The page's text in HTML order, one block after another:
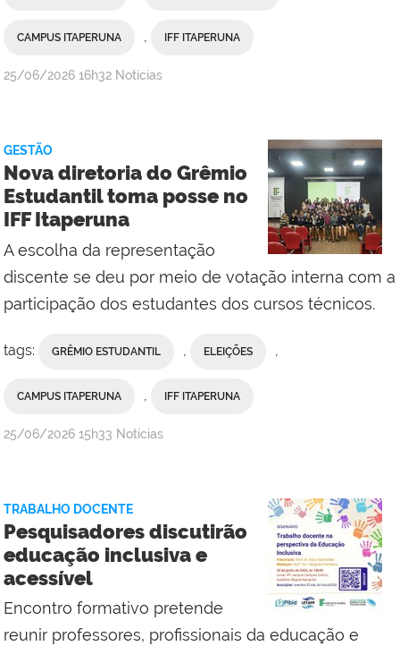
CAMPUS ITAPERUNA , IFF ITAPERUNA
por
Comunicação
Social
do
Campus
Maricá
publicado
25/06/2026 16h32 Notícias
GESTÃO
Nova diretoria do Grêmio
Estudantil toma posse no
IFF Itaperuna
A escolha da representação
discente se deu por meio de votação interna com a
participação dos estudantes dos cursos técnicos.
tags: GRÊMIO ESTUDANTIL , ELEIÇÕES ,
CAMPUS ITAPERUNA , IFF ITAPERUNA
por
da
Comunicação
Social
do
Campus
Maricá
publicado
25/06/2026 15h33 Notícias
TRABALHO DOCENTE
Pesquisadores discutirão
educação inclusiva e
acessível
Encontro formativo pretende
reunir professores, profissionais da educação e